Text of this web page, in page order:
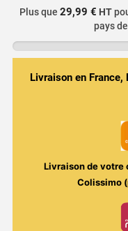
Cactus
100ml
Plus que 29,99 € HT
pays
Livraison en
Livraison de
Colissimo